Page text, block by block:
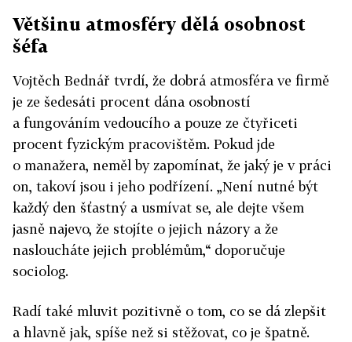
Většinu atmosféry dělá osobnost
šéfa
Vojtěch Bednář tvrdí, že dobrá atmosféra ve firmě
je ze šedesáti procent dána osobností
a fungováním vedoucího a pouze ze čtyřiceti
procent fyzickým pracovištěm. Pokud jde
o manažera, neměl by zapomínat, že jaký je v práci
on, takoví jsou i jeho podřízení. „Není nutné být
každý den šťastný a usmívat se, ale dejte všem
jasně najevo, že stojíte o jejich názory a že
nasloucháte jejich problémům,“ doporučuje
sociolog.
Radí také mluvit pozitivně o tom, co se dá zlepšit
a hlavně jak, spíše než si stěžovat, co je špatně.